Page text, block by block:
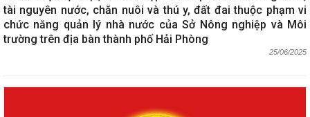
tài nguyên nước, chăn nuôi và thú y, đất đai thuộc phạm vi
chức năng quản lý nhà nước của Sở Nông nghiệp và Môi
trường trên địa bàn thành phố Hải Phòng
25/06/2025